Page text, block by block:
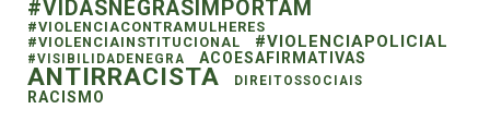
#VIDASNEGRASIMPORTAM
#VIOLENCIACONTRAMULHERES
#VIOLENCIAINSTITUCIONAL
#VIOLENCIAPOLICIAL
#VISIBILIDADENEGRA ACOESAFIRMATIVAS
ANTIRRACISTA DIREITOSSOCIAIS
RACISMO